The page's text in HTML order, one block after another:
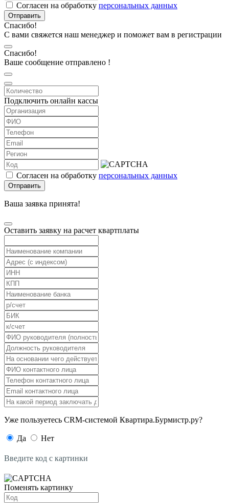
Согласен на обработку персональных данных
Отправить
Спасибо!
С вами свяжется наш менеджер и поможет вам в регистрации
Спасибо!
Ваше сообщение отправлено !
Подключить онлайн кассы
Согласен на обработку персональных данных
Отправить
Ваша заявка принята!
Оставить заявку на расчет квартплаты
Уже пользуетесь CRM-системой Квартира.Бурмистр.ру?
Да Нет
Введите код с картинки
Поменять картинку